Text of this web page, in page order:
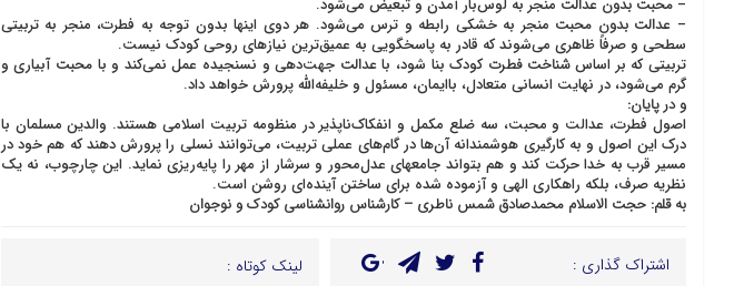
– محبت بدون عدالت منجر به لوس‌بار آمدن و تبعیض می‌شود.
– عدالت بدون محبت منجر به خشکی رابطه و ترس می‌شود. هر دوی اینها بدون توجه به فطرت، منجر به تربیتی
سطحی و صرفاً ظاهری می‌شوند که قادر به پاسخگویی به عمیق‌ترین نیازهای روحی کودک نیست.
تربیتی که بر اساسشناخت فطرت کودک بنا شود، باعدالت جهت‌دهی و نسنجیده عمل نمی‌کند و بامحبت آبیاری و
گرم می‌شود، در نهایت انسانی متعادل، باایمان، مسئول و خلیفه‌الله پرورش خواهد داد.
و در پایان:
اصول فطرت، عدالت و محبت، سه ضلع مکمل و انفکاک‌ناپذیر در منظومه تربیت اسلامی هستند. والدین مسلمان با
درک این اصول و به کارگیری هوشمندانه آن‌ها در گام‌های عملی تربیت، می‌توانند نسلی را پرورش دهند که هم خود در
مسیر قرب به خدا حرکت کند و هم بتواند جامعهای عدل‌محور و سرشار از مهر را پایه‌ریزی نماید. این چارچوب، نه یک
نظریه صرف، بلکه راهکاری الهی و آزموده شده برای ساختن آینده‌ای روشن است.
به قلم: حجت الاسلام محمدصادق شمس ناطری – کارشناس روانشناسی کودک و نوجوان
اشتراک گذاری : لینک کوتاه :